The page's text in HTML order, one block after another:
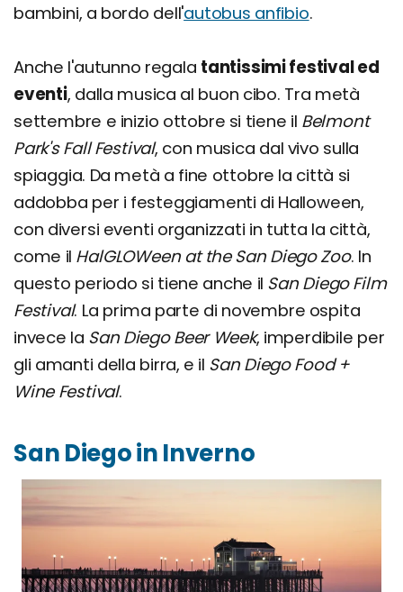
bambini, a bordo dell'autobus anfibio.
Anche l'autunno regala tantissimi festival ed
eventi, dalla musica al buon cibo. Tra metà
settembre e inizio ottobre si tiene il Belmont
Park's Fall Festival, con musica dal vivo sulla
spiaggia. Da metà a fine ottobre la città si
addobba per i festeggiamenti di Halloween,
con diversi eventi organizzati in tutta la città,
come il HalGLOWeen at the San Diego Zoo. In
questo periodo si tiene anche il San Diego Film
Festival. La prima parte di novembre ospita
invece la San Diego Beer Week, imperdibile per
gli amanti della birra, e il San Diego Food +
Wine Festival.
San Diego in Inverno